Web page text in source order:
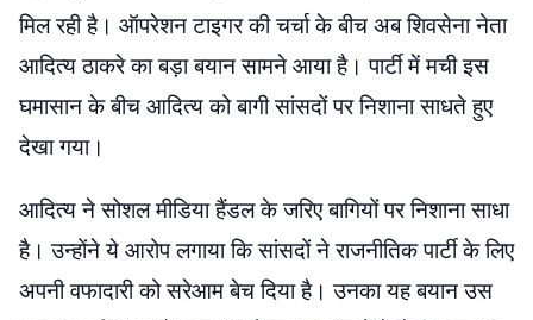
मिल रही है। ऑपरेशन टाइगर की चर्चा के बीच अब शिवसेना नेता
आदित्य ठाकरे का बड़ा बयान सामने आया है। पार्टी में मची इस
घमासान के बीच आदित्य को बागी सांसदों पर निशाना साधते हुए
देखा गया।
आदित्य ने सोशल मीडिया हैंडल के जरिए बागियों पर निशाना साधा
है। उन्होंने ये आरोप लगाया कि सांसदों ने राजनीतिक पार्टी के लिए
अपनी वफादारी को सरेआम बेच दिया है। उनका यह बयान उस